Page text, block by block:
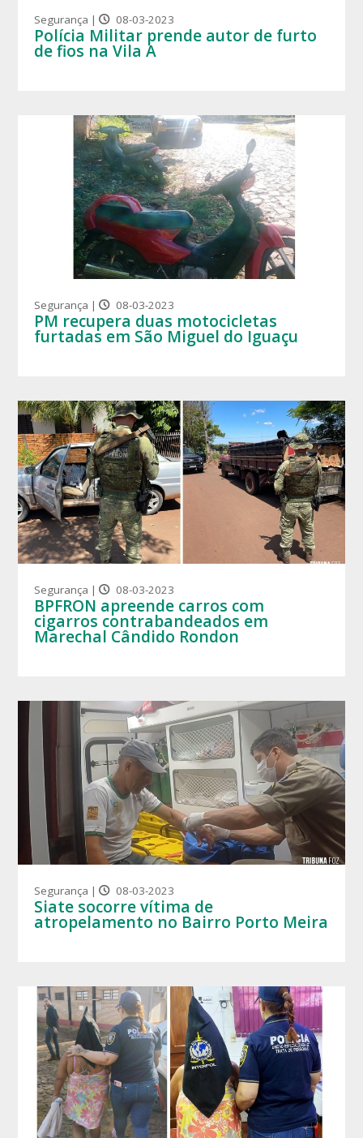
Segurança | 08-03-2023
Polícia Militar prende autor de furto
de fios na Vila A
Segurança | 08-03-2023
PM recupera duas motocicletas
furtadas em São Miguel do Iguaçu
Segurança | 08-03-2023
BPFRON apreende carros com
cigarros contrabandeados em
Marechal Cândido Rondon
Segurança | 08-03-2023
Siate socorre vítima de
atropelamento no Bairro Porto Meira